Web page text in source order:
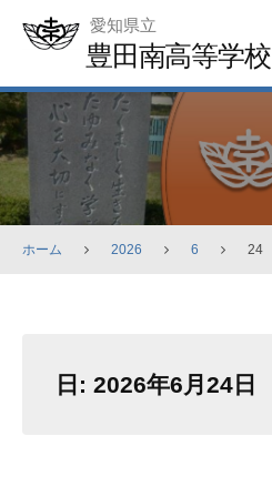
愛知県立
豊田南高等学校
ホーム 2026 6 24
日: 2026年6月24日